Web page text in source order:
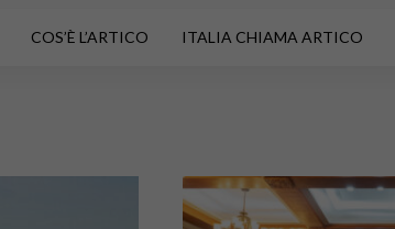
COS’È L’ARTICO ITALIA CHIAMA ARTICO